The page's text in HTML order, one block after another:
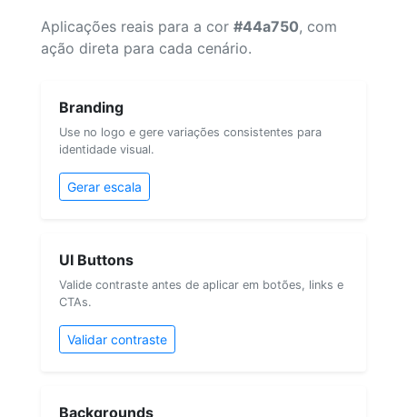
Aplicações reais para a cor #44a750, com
ação direta para cada cenário.
Branding
Use no logo e gere variações consistentes para
identidade visual.
Gerar escala
UI Buttons
Valide contraste antes de aplicar em botões, links e
CTAs.
Validar contraste
Backgrounds